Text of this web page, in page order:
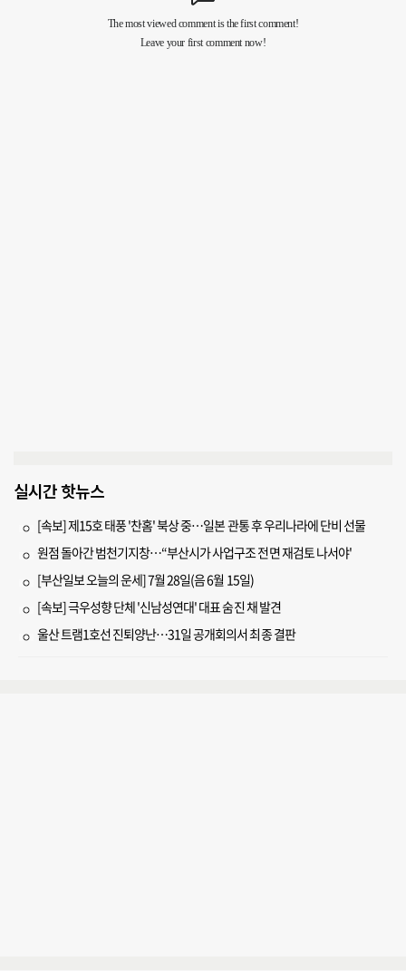
실시간 핫뉴스
[속보] 제15호 태풍 '찬홈' 북상 중…일본 관통 후 우리나라에 단비 선물
원점 돌아간 범천기지창…“부산시가 사업구조 전면 재검토 나서야'
[부산일보 오늘의 운세] 7월 28일(음 6월 15일)
[속보] 극우성향 단체 '신남성연대' 대표 숨진 채 발견
울산 트램1호선 진퇴양난…31일 공개회의서 최종 결판